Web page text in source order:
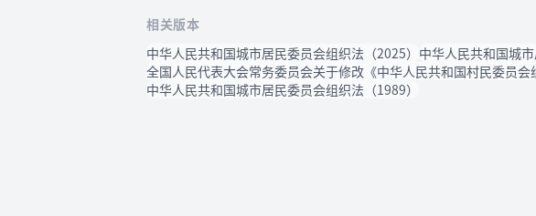
相关版本
中华人民共和国城市居民委员会组织法（2025） 中华人民共和国城
全国人民代表大会常务委员会关于修改《中华人民共和国村民委员
中华人民共和国城市居民委员会组织法（1989）